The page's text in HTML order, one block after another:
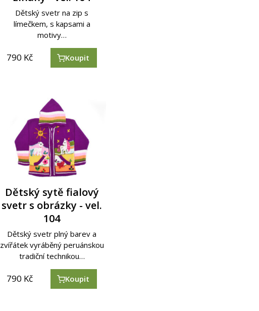
Dětský svetr na zip s
límečkem, s kapsami a
motivy…
790 Kč Koupit
Dětský sytě fialový
svetr s obrázky - vel.
104
Dětský svetr plný barev a
zvířátek vyráběný peruánskou
tradiční technikou…
790 Kč Koupit